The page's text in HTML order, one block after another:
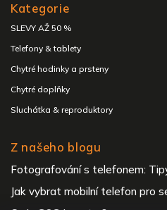
Kategorie
SLEVY AŽ 50 %
Telefony & tablety
Chytré hodinky a prsteny
Chytré doplňky
Sluchátka & reproduktory
Z našeho blogu
Fotografování s telefonem:
Jak vybrat mobilní telefon pro